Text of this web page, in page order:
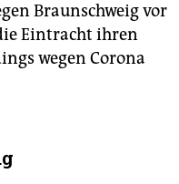
Braunschweig vor
Eintracht ihren
wegen Corona